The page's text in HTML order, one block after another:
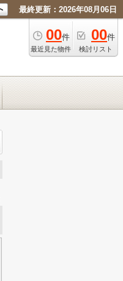
最終更新：2026年08月06日
00件
最近見た物件
00件
検討リスト